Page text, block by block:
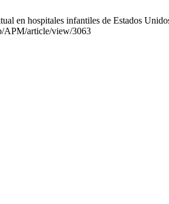
en hospitales infantiles de Estados
APM/article/view/3063